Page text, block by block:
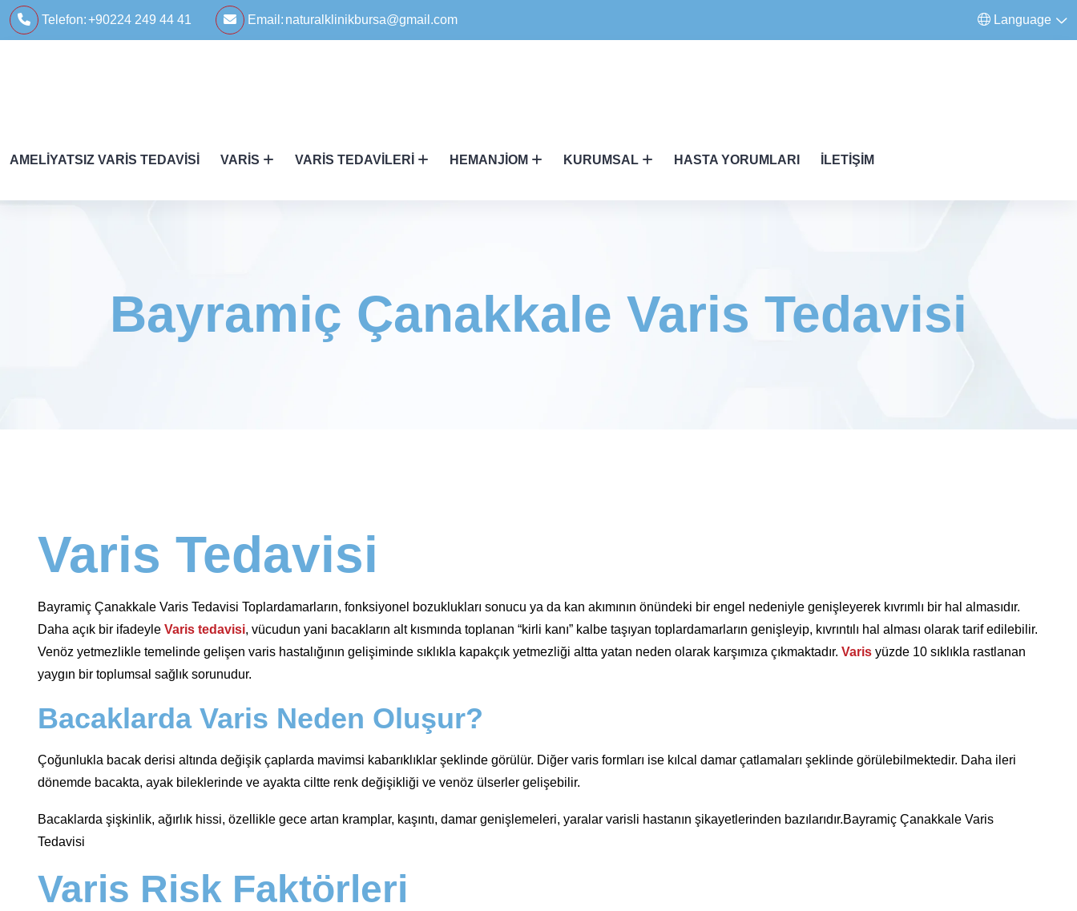
Telefon:+90224 249 44 41 Email: naturalklinikbursa@gmail.com Language
AMELIYATSIZ VARIS TEDAVISI VARIS VARIS TEDAVILERI HEMANJIOM KURUMSAL HASTA YORUMLARI İLETIŞIM
Bayramiç Çanakkale Varis Tedavisi
Varis Tedavisi
Bayramiç Çanakkale Varis Tedavisi Toplardamarların, fonksiyonel bozuklukları sonucu ya da kan akımının önündeki bir engel nedeniyle genişleyerek kıvrımlı bir hal almasıdır.
Daha açık bir ifadeyle Varis tedavisi, vücudun yani bacakların alt kısmında toplanan “kirli kanı” kalbe taşıyan toplardamarların genişleyip, kıvrıntılı hal alması olarak tarif edilebilir.
Venöz yetmezlikle temelinde gelişen varis hastalığının gelişiminde sıklıkla kapakçık yetmezliği altta yatan neden olarak karşımıza çıkmaktadır. Varis yüzde 10 sıklıkla rastlanan
yaygın bir toplumsal sağlık sorunudur.
Bacaklarda Varis Neden Oluşur?
Çoğunlukla bacak derisi altında değişik çaplarda mavimsi kabarıklıklar şeklinde görülür. Diğer varis formları ise kılcal damar çatlamaları şeklinde görülebilmektedir. Daha ileri
dönemde bacakta, ayak bileklerinde ve ayakta ciltte renk değişikliği ve venöz ülserler gelişebilir.
Bacaklarda şişkinlik, ağırlık hissi, özellikle gece artan kramplar, kaşıntı, damar genişlemeleri, yaralar varisli hastanın şikayetlerinden bazılarıdır.Bayramiç Çanakkale Varis
Tedavisi
Varis Risk Faktörleri